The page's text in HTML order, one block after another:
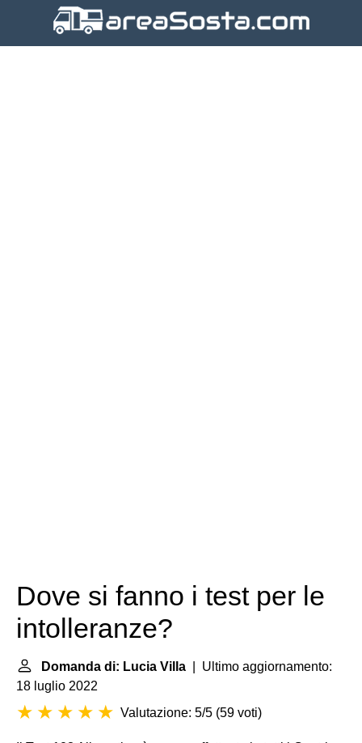
Dove si fanno i test per le
intolleranze?
Domanda di: Lucia Villa | Ultimo aggiornamento:
18 luglio 2022
Valutazione: 5/5 (59 voti)